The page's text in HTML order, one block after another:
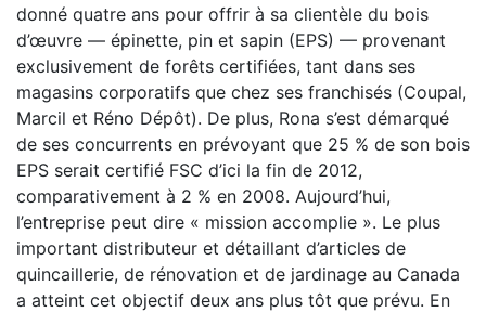
donné quatre ans pour offrir à sa clientèle du bois
d’œuvre — épinette, pin et sapin (EPS) — provenant
exclusivement de forêts certifiées, tant dans ses
magasins corporatifs que chez ses franchisés (Coupal,
Marcil et Réno Dépôt). De plus, Rona s’est démarqué
de ses concurrents en prévoyant que 25 % de son bois
EPS serait certifié FSC d’ici la fin de 2012,
comparativement à 2 % en 2008. Aujourd’hui,
l’entreprise peut dire « mission accomplie ». Le plus
important distributeur et détaillant d’articles de
quincaillerie, de rénovation et de jardinage au Canada
a atteint cet objectif deux ans plus tôt que prévu. En